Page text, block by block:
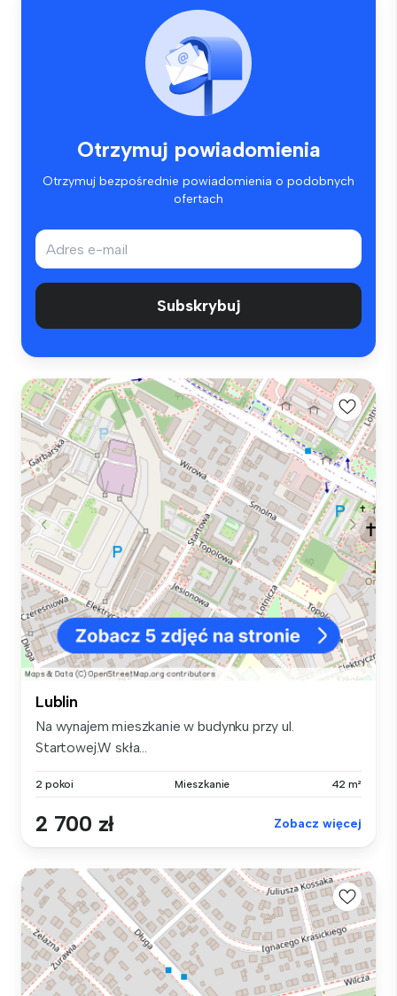
Otrzymuj powiadomienia
Otrzymuj bezpośrednie powiadomienia o podobnych
ofertach
Subskrybuj
Lublin
Na wynajem mieszkanie w budynku przy ul.
Startowej.W skła...
2 pokoi Mieszkanie 42 m²
2 700 zł Zobacz więcej